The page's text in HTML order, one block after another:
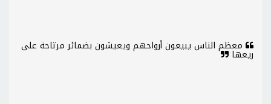
معظم الناس يبيعون أرواحهم ويعيشون بضمائر مرتاحة على
ريعها